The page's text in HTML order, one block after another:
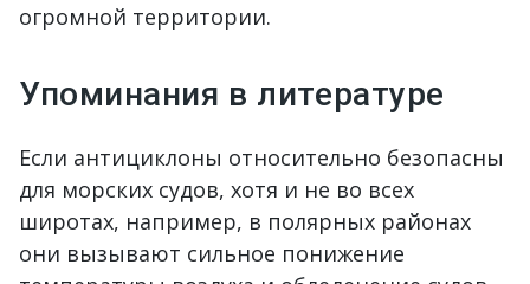
огромной территории.
Упоминания в литературе
Если антициклоны относительно безопасны
для морских судов, хотя и не во всех
широтах, например, в полярных районах
они вызывают сильное понижение